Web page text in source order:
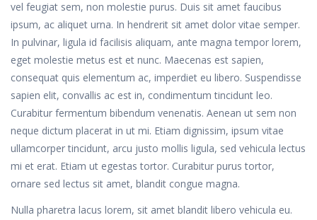
vel feugiat sem, non molestie purus. Duis sit amet faucibus
ipsum, ac aliquet urna. In hendrerit sit amet dolor vitae semper.
In pulvinar, ligula id facilisis aliquam, ante magna tempor lorem,
eget molestie metus est et nunc. Maecenas est sapien,
consequat quis elementum ac, imperdiet eu libero. Suspendisse
sapien elit, convallis ac est in, condimentum tincidunt leo.
Curabitur fermentum bibendum venenatis. Aenean ut sem non
neque dictum placerat in ut mi. Etiam dignissim, ipsum vitae
ullamcorper tincidunt, arcu justo mollis ligula, sed vehicula lectus
mi et erat. Etiam ut egestas tortor. Curabitur purus tortor,
ornare sed lectus sit amet, blandit congue magna.
Nulla pharetra lacus lorem, sit amet blandit libero vehicula eu.